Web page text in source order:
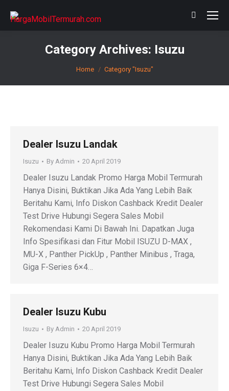
Search:
Category Archives: Isuzu
You are here:
Home Category "Isuzu"
Dealer Isuzu Landak
Isuzu By Admin 20 April 2019
Dealer Isuzu Landak Promo Harga Mobil Termurah
Hanya Disini, Buktikan Jika Ada Yang Lebih Baik
Beritahu Kami, Info Diskon Cashback Kredit Dealer
Test Drive Hubungi Segera Sales Mobil
Rekomendasi Kami Di Bawah Ini. Dapatkan Juga
Info Spesifikasi dan Fitur Mobil ISUZU D-MAX ,
MU-X , Panther PickUp , Panther Minibus , Traga,
Giga F-Series 6×4…
Dealer Isuzu Kubu
Isuzu By Admin 20 April 2019
Dealer Isuzu Kubu Promo Harga Mobil Termurah
Hanya Disini, Buktikan Jika Ada Yang Lebih Baik
Beritahu Kami, Info Diskon Cashback Kredit Dealer
Test Drive Hubungi Segera Sales Mobil